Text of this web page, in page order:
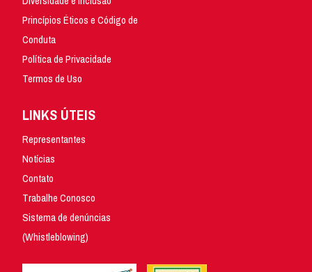
Princípios Éticos e Código de
Conduta
Política de Privacidade
Termos de Uso
LINKS ÚTEIS
Representantes
Notícias
Contato
Trabalhe Conosco
Sistema de denúncias
(Whistleblowing)